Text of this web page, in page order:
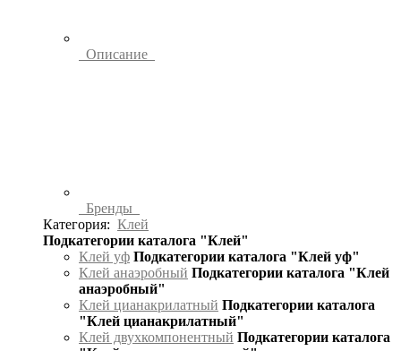
Описание
Бренды
Категория: Клей
Подкатегории каталога "Клей"
Клей уф Подкатегории каталога "Клей уф"
Клей анаэробный Подкатегории каталога "Клей
анаэробный"
Клей цианакрилатный Подкатегории каталога
"Клей цианакрилатный"
Клей двухкомпонентный Подкатегории каталога